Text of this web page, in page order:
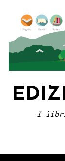
content
I libri